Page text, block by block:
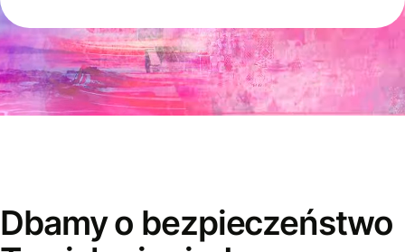
Dbamy o bezpieczeństwo